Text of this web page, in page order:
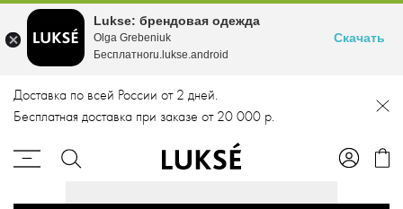
Доставка по всей России от 2 дней.
Бесплатная доставка при заказе от 20 000 р.
Lukse: брендовая одежда
Olga Grebeniuk
Бесплатноru.lukse.android
Скачать